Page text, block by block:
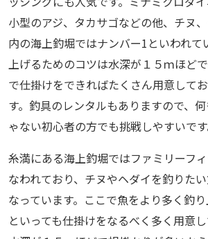
小型のアジ、タカサゴなどの他、チヌ
内の海上釣堀ではナンバー1といわれて
上げるためのコツは水深が１５ｍほど
で仕掛けをできればたくさん用意して
す。釣具のレンタルもありますので、
ゃない初心者の方でも挑戦しやすいです
糸満にある海上釣堀ではファミリーフ
なわれており、チヌやヘダイを釣りた
なっています。ここで魚をより多く釣
といっても仕掛けをなるべく多く用意し